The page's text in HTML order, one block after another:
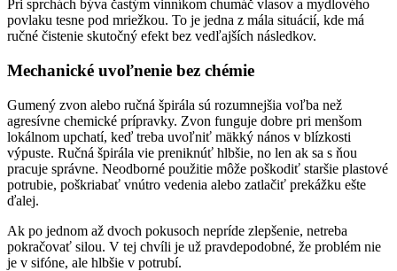
Pri sprchách býva častým vinníkom chumáč vlasov a mydlového
povlaku tesne pod mriežkou. To je jedna z mála situácií, kde má
ručné čistenie skutočný efekt bez vedľajších následkov.
Mechanické uvoľnenie bez chémie
Gumený zvon alebo ručná špirála sú rozumnejšia voľba než
agresívne chemické prípravky. Zvon funguje dobre pri menšom
lokálnom upchatí, keď treba uvoľniť mäkký nános v blízkosti
výpuste. Ručná špirála vie preniknúť hlbšie, no len ak sa s ňou
pracuje správne. Neodborné použitie môže poškodiť staršie plastové
potrubie, poškriabať vnútro vedenia alebo zatlačiť prekážku ešte
ďalej.
Ak po jednom až dvoch pokusoch nepríde zlepšenie, netreba
pokračovať silou. V tej chvíli je už pravdepodobné, že problém nie
je v sifóne, ale hlbšie v potrubí.